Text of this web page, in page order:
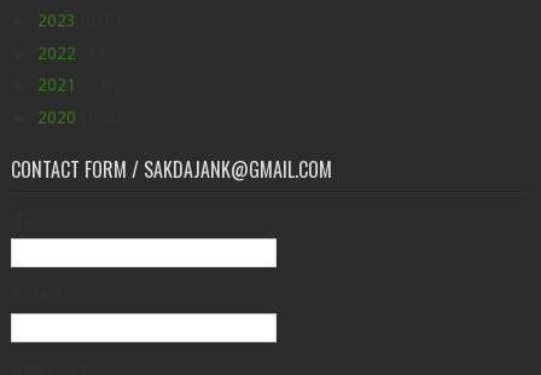
2023
2022
2021
2020
CONTACT FORM / SAKDAJANK@GMAIL.COM